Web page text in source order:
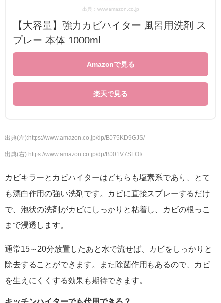
出典：www.amazon.co.jp
【大容量】強力カビハイター 風呂用洗剤 ス
プレー 本体 1000ml
Amazonで見る
楽天で見る
出典(左):https://www.amazon.co.jp/dp/B075KD9GJS/
出典(右):https://www.amazon.co.jp/dp/B001V7SLOI/
カビキラーとカビハイターはどちらも塩素系であり、とて
も漂白作用の強い洗剤です。カビに直接スプレーするだけ
で、泡状の洗剤がカビにしっかりと粘着し、カビの根っこ
まで浸透します。
通常15～20分放置したあと水で流せば、カビをしっかりと
除去することができます。また除菌作用もあるので、カビ
を生えにくくする効果も期待できます。
キッチンハイターでも代用できる？